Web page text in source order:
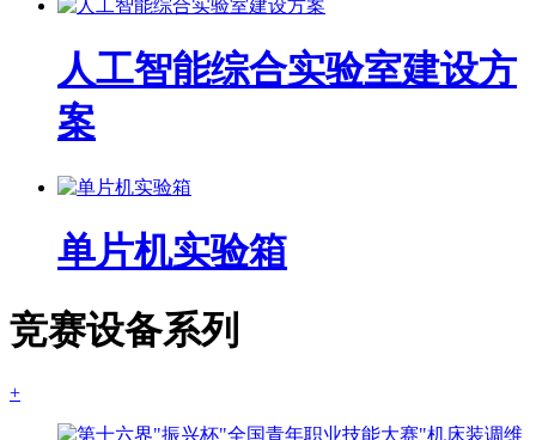
人工智能综合实验室建设方
案
单片机实验箱
竞赛设备系列
+